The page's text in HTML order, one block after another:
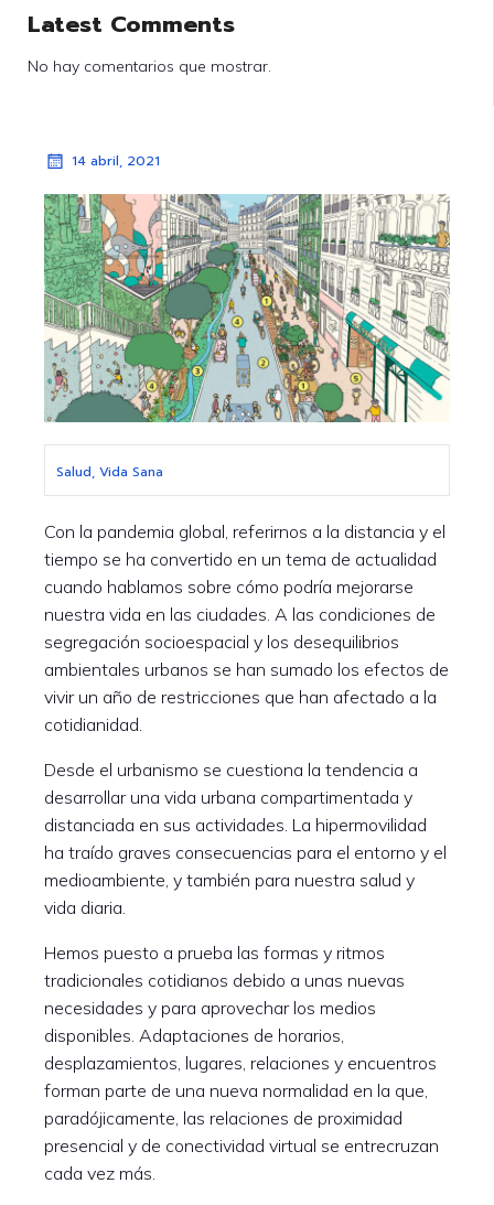
Latest Comments
No hay comentarios que mostrar.
14 abril, 2021
Salud, Vida Sana
Con la pandemia global, referirnos a la distancia y el
tiempo se ha convertido en un tema de actualidad
cuando hablamos sobre cómo podría mejorarse
nuestra vida en las ciudades. A las condiciones de
segregación socioespacial y los desequilibrios
ambientales urbanos se han sumado los efectos de
vivir un año de restricciones que han afectado a la
cotidianidad.
Desde el urbanismo se cuestiona la tendencia a
desarrollar una vida urbana compartimentada y
distanciada en sus actividades. La hipermovilidad
ha traído graves consecuencias para el entorno y el
medioambiente, y también para nuestra salud y
vida diaria.
Hemos puesto a prueba las formas y ritmos
tradicionales cotidianos debido a unas nuevas
necesidades y para aprovechar los medios
disponibles. Adaptaciones de horarios,
desplazamientos, lugares, relaciones y encuentros
forman parte de una nueva normalidad en la que,
paradójicamente, las relaciones de proximidad
presencial y de conectividad virtual se entrecruzan
cada vez más.